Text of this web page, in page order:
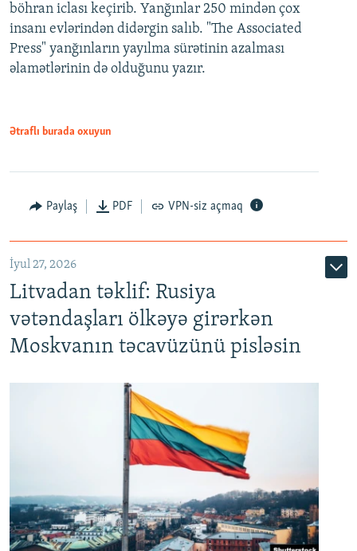
böhran iclası keçirib. Yanğınlar 250 mindən çox
insanı evlərindən didərgin salıb. "The Associated
Press" yanğınların yayılma sürətinin azalması
əlamətlərinin də olduğunu yazır.
Ətraflı burada oxuyun
Paylaş PDF VPN-siz açmaq
İyul 27, 2026
Litvadan təklif: Rusiya
vətəndaşları ölkəyə girərkən
Moskvanın təcavüzünü pisləsin